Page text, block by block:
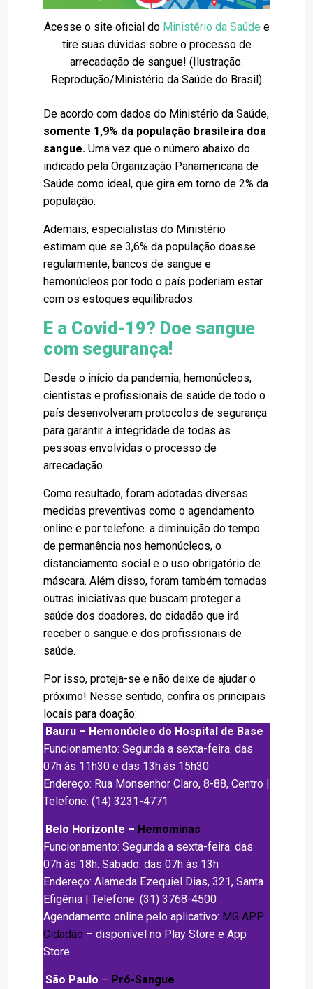
Acesse o site oficial do Ministério da Saúde e
tire suas dúvidas sobre o processo de
arrecadação de sangue! (Ilustração:
Reprodução/Ministério da Saúde do Brasil)
De acordo com dados do Ministério da Saúde,
somente 1,9% da população brasileira doa
sangue. Uma vez que o número abaixo do
indicado pela Organização Panamericana de
Saúde como ideal, que gira em torno de 2% da
população.
Ademais, especialistas do Ministério
estimam que se 3,6% da população doasse
regularmente, bancos de sangue e
hemonúcleos por todo o país poderiam estar
com os estoques equilibrados.
E a Covid-19? Doe sangue
com segurança!
Desde o início da pandemia, hemonúcleos,
cientistas e profissionais de saúde de todo o
país desenvolveram protocolos de segurança
para garantir a integridade de todas as
pessoas envolvidas o processo de
arrecadação.
Como resultado, foram adotadas diversas
medidas preventivas como o agendamento
online e por telefone. a diminuição do tempo
de permanência nos hemonúcleos, o
distanciamento social e o uso obrigatório de
máscara. Além disso, foram também tomadas
outras iniciativas que buscam proteger a
saúde dos doadores, do cidadão que irá
receber o sangue e dos profissionais de
saúde.
Por isso, proteja-se e não deixe de ajudar o
próximo! Nesse sentido, confira os principais
locais para doação:
Bauru – Hemonúcleo do Hospital de Base
Funcionamento: Segunda a sexta-feira: das
07h às 11h30 e das 13h às 15h30
Endereço: Rua Monsenhor Claro, 8-88, Centro |
Telefone: (14) 3231-4771
Belo Horizonte – Hemominas
Funcionamento: Segunda a sexta-feira: das
07h às 18h. Sábado: das 07h às 13h
Endereço: Alameda Ezequiel Dias, 321, Santa
Efigênia | Telefone: (31) 3768-4500
Agendamento online pelo aplicativo: MG APP
Cidadão – disponível no Play Store e App
Store
São Paulo – Pró-Sangue